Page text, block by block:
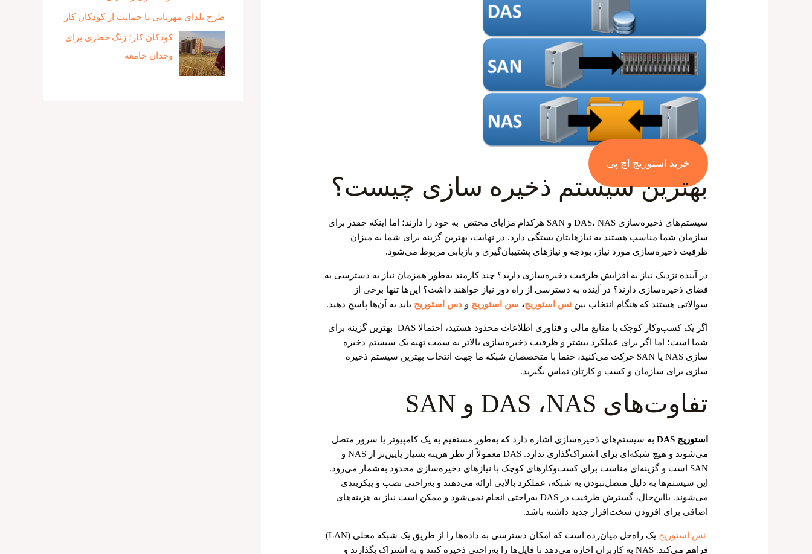
خرید استوریج اچ پی
بهترین سیستم ذخیره سازی چیست؟
سیستم‌های ذخیره‌سازی DAS، NAS و SAN هرکدام مزایای مختص به خود را دارند؛ اما اینکه چقدر برای
سازمان شما مناسب هستند به نیازهایتان بستگی دارد. در نهایت، بهترین گزینه برای شما به میزان
ظرفیت ذخیره‌سازی مورد نیاز، بودجه و نیازهای پشتیبان‌گیری و بازیابی مربوط می‌شود.
در آینده نزدیک نیاز به افزایش ظرفیت ذخیره‌سازی دارید؟ چند کارمند به‌طور همزمان نیاز به دسترسی به
فضای ذخیره‌سازی دارند؟ در آینده به دسترسی از راه دور نیاز خواهند داشت؟ این‌ها تنها برخی از
سوالاتی هستند که هنگام انتخاب بیننس استوریج، سن استوریج ودس استوریج باید به آن‌ها پاسخ دهید.
اگر یک کسب‌وکار کوچک با منابع مالی و فناوری اطلاعات محدود هستید، احتمالا DAS بهترین گزینه برای
شما است؛ اما اگر برای عملکرد بیشتر و ظرفیت ذخیره‌سازی بالاتر به سمت تهیه یک سیستم ذخیره
سازی NAS یا SAN حرکت می‌کنید، حتما با متخصصان شبکه ما جهت انتخاب بهترین سیستم ذخیره
سازی برای سازمان و کسب و کارتان تماس بگیرید.
تفاوت‌های DAS ،NAS و SAN
استوریج DAS
به سیستم‌های ذخیره‌سازی اشاره دارد که به‌طور مستقیم به یک کامپیوتر یا سرور متصل
می‌شوند و هیچ‌ شبکه‌ای برای اشتراک‌گذاری ندارد. DAS معمولاً از نظر هزینه بسیار پایین‌تر از NAS و
SAN است و گزینه‌ای مناسب برای کسب‌وکارهای کوچک با نیازهای ذخیره‌سازی محدود به‌شمار می‌رود.
این سیستم‌ها به دلیل متصل‌نبودن به شبکه، عملکرد بالایی ارائه می‌دهند و به‌راحتی نصب و پیکربندی
می‌شوند. بااین‌حال، گسترش ظرفیت در DAS به‌راحتی انجام نمی‌شود و ممکن است نیاز به هزینه‌های
اضافی برای افزودن سخت‌افزار جدید داشته باشد.
نس استوریج
یک راه‌حل میان‌رده است که امکان دسترسی به داده‌ها را از طریق یک شبکه محلی (LAN)
فراهم می‌کند. NAS به کاربران اجازه می‌دهد تا فایل‌ها را به‌راحتی ذخیره کنند و به اشتراک بگذارند و
طرح یلدای مهربانی با حمایت از کودکان کار
کودکان کار؛ زنگ خطری برای
وجدان جامعه